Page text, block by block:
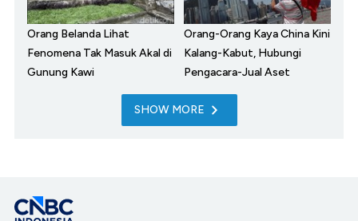
Orang Belanda Lihat
Fenomena Tak Masuk Akal di
Gunung Kawi
Orang-Orang Kaya China Kini
Kalang-Kabut, Hubungi
Pengacara-Jual Aset
SHOW MORE